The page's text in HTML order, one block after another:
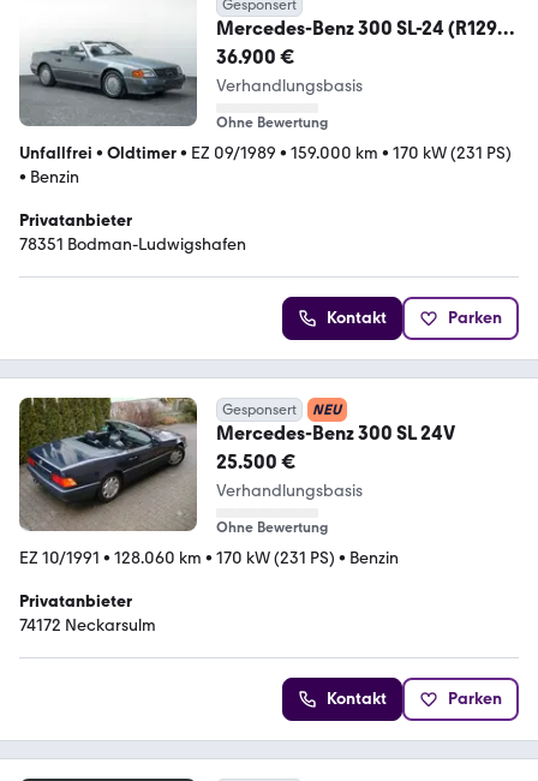
Gesponsert
Mercedes-Benz 300 SL-24 (R129)
Cabriolet, besonderer Zustand
36.900 €
Verhandlungsbasis
Ohne Bewertung
Unfallfrei • Oldtimer• EZ 09/1989 • 159.000 km • 170 kW (231 PS)
• Benzin
Privatanbieter
78351 Bodman-Ludwigshafen
Kontakt Parken
Gesponsert NEU
Mercedes-Benz 300 SL 24V
25.500 €
Verhandlungsbasis
Ohne Bewertung
EZ 10/1991 • 128.060 km • 170 kW (231 PS) • Benzin
Privatanbieter
74172 Neckarsulm
Kontakt Parken